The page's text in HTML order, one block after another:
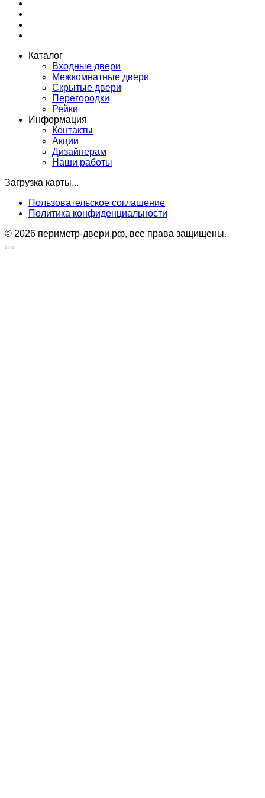
Каталог
Входные двери
Межкомнатные двери
Скрытые двери
Перегородки
Рейки
Информация
Контакты
Акции
Дизайнерам
Наши работы
Загрузка карты...
Пользовательское соглашение
Политика конфиденциальности
© 2026 периметр-двери.рф, все права защищены.